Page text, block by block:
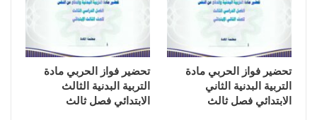
تحضير فواز الحربي مادة
التربية البدنية الثاني
الابتدائي فصل ثالث
تحضير فواز الحربي مادة
التربية البدنية الثالث
الابتدائي فصل ثالث